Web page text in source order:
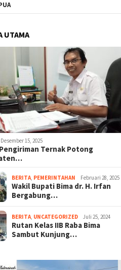
UTAMA
Desember 15, 2025
Ternak Potong
BERITA PEMERINTAHAN Februari 28, 2025
Wakil Bupati Bima dr. H. Irfan
Bergabung…
BERITA UNCATEGORIZED Juli 25, 2024
Rutan Kelas IIB Raba Bima
Sambut Kunjung…